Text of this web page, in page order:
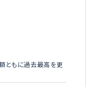
ともに過去最高を更